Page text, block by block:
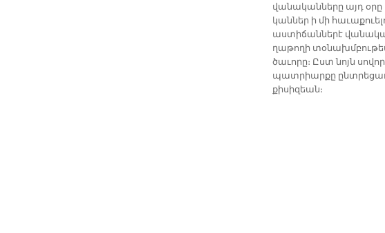
վա­նա­կան­նե­րը այդ
կան­ներ ի մի
աս­տի­ճան­նե­րէ
ղա­թո­ղի
ծա­ւո­րը։ Ըստ նոյն
պատ­րիար­քը
քի­սի­զեան։